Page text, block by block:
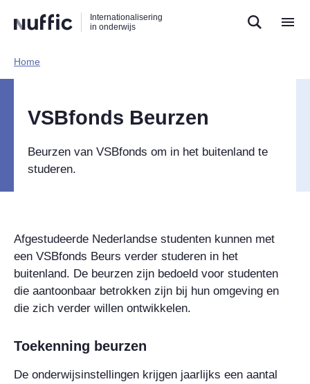
naar
zoekfunctie
naar
hoofdnavigatie
naar
inhoud
Internationalisering
in onderwijs
Hoofdnavigatie
Home​
VSBfonds Beurzen
Beurzen van VSBfonds om in het buitenland te
studeren.
Afgestudeerde Nederlandse studenten kunnen met
een VSBfonds Beurs verder studeren in het
buitenland. De beurzen zijn bedoeld voor studenten
die aantoonbaar betrokken zijn bij hun omgeving en
die zich verder willen ontwikkelen.
Toekenning beurzen
De onderwijsinstellingen krijgen jaarlijks een aantal